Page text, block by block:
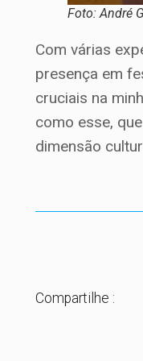
Foto: André
Com várias
presença em
cruciais na
como esse,
dimensão
Compartilhe :